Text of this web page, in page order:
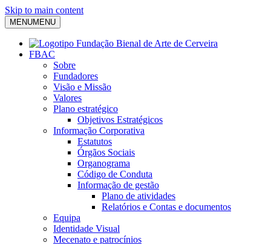
Skip to main content
MENUMENU
FBAC
Sobre
Fundadores
Visão e Missão
Valores
Plano estratégico
Objetivos Estratégicos
Informação Corporativa
Estatutos
Órgãos Sociais
Organograma
Código de Conduta
Informação de gestão
Plano de atividades
Relatórios e Contas e documentos
Equipa
Identidade Visual
Mecenato e patrocínios